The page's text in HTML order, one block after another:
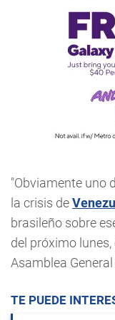
"Obviamente uno
la crisis de
brasileño sobre
del próximo
Asamblea
TE PUEDE